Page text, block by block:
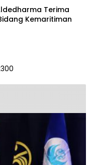
Terima
Kemaritiman